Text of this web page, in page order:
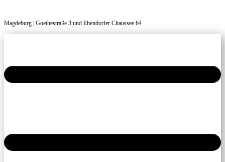
Magdeburg | Goethestraße 3 und Ebendorfer Chaussee 64